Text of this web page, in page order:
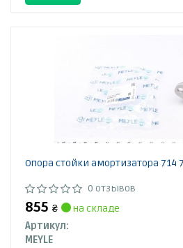
Опора стойки амортизатора 714
0 отзывов
855 ₴
на складе
Артикул:
MEYLE